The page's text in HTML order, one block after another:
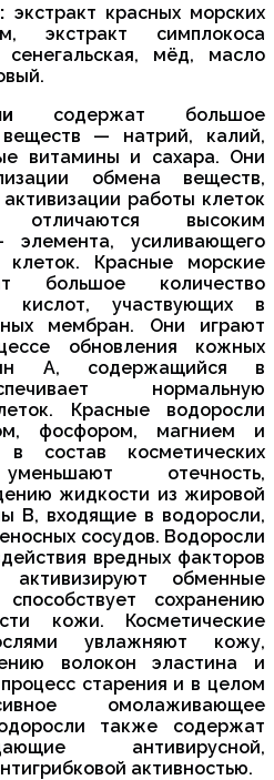
экстракт красных морских
экстракт симплокоса
сенегальская, мёд, масло
содержат большое
веществ — натрий, калий,
витамины и сахара. Они
обмена веществ,
работы клеток
высоким
усиливающего
клеток. Красные морские
большое количество
участвующих в
мембран. Они играют
обновления кожных
А, содержащийся в
нормальную
Красные водоросли
фосфором, магнием и
состав косметических
отечность,
жидкости из жировой
В, входящие в водоросли,
сосудов. Водоросли
вредных факторов
обменные
сохранению
кожи. Косметические
увлажняют кожу,
волокон эластина и
старения и в целом
омолаживающее
также содержат
антивирусной,
активностью.